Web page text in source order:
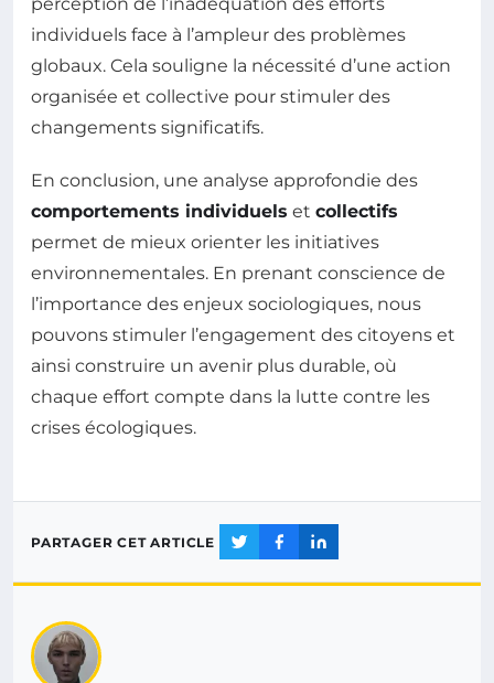
perception de l’inadéquation des efforts
individuels face à l’ampleur des problèmes
globaux. Cela souligne la nécessité d’une action
organisée et collective pour stimuler des
changements significatifs.
En conclusion, une analyse approfondie des
comportements individuels et collectifs
permet de mieux orienter les initiatives
environnementales. En prenant conscience de
l’importance des enjeux sociologiques, nous
pouvons stimuler l’engagement des citoyens et
ainsi construire un avenir plus durable, où
chaque effort compte dans la lutte contre les
crises écologiques.
PARTAGER CET ARTICLE